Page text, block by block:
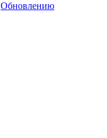
Обновлению